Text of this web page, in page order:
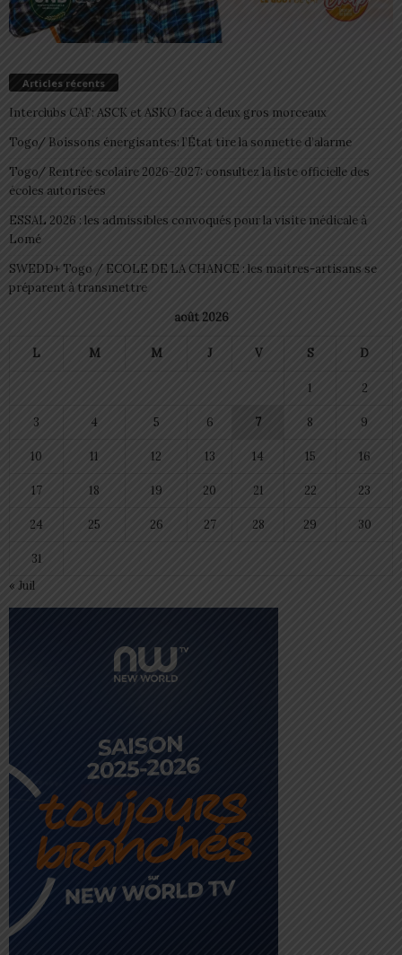
Articles récents
Interclubs CAF: ASCK et ASKO face à deux gros morceaux
Togo/ Boissons énergisantes: l’État tire la sonnette d’alarme
Togo/ Rentrée scolaire 2026-2027: consultez la liste officielle des
écoles autorisées
ESSAL 2026 : les admissibles convoqués pour la visite médicale à
Lomé
SWEDD+ Togo / ECOLE DE LA CHANCE : les maitres-artisans se
préparent à transmettre
août 2026
L M M J V S D
1 2
3 4 5 6 7 8 9
10 11 12 13 14 15 16
17 18 19 20 21 22 23
24 25 26 27 28 29 30
31
« Juil